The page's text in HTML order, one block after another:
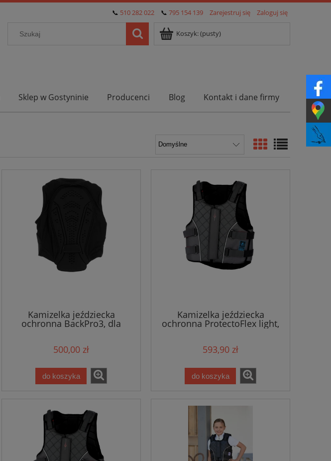
📞 510 282 022 📞 795 154 139 Zarejestruj się Zaloguj się
Koszyk:(pusty)
Sklep w Gostyninie Producenci Blog Kontakt i dane firmy
Kamizelka jeździecka
ochronna BackPro3, dla
500,00 zł
do koszyka
Kamizelka jeździecka
ochronna ProtectoFlex light,
dla dorosłych, czarny, roz. M,
593,90 zł
do koszyka